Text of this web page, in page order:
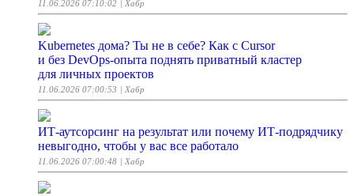
11.06.2026 07:10:02 | Хабр
Kubernetes дома? Ты не в себе? Как с Cursor
и без DevOps-опыта поднять приватный кластер
для личных проектов
11.06.2026 07:00:53 | Хабр
ИТ-аутсорсинг на результат или почему ИТ-подрядчику
невыгодно, чтобы у вас все работало
11.06.2026 07:00:48 | Хабр